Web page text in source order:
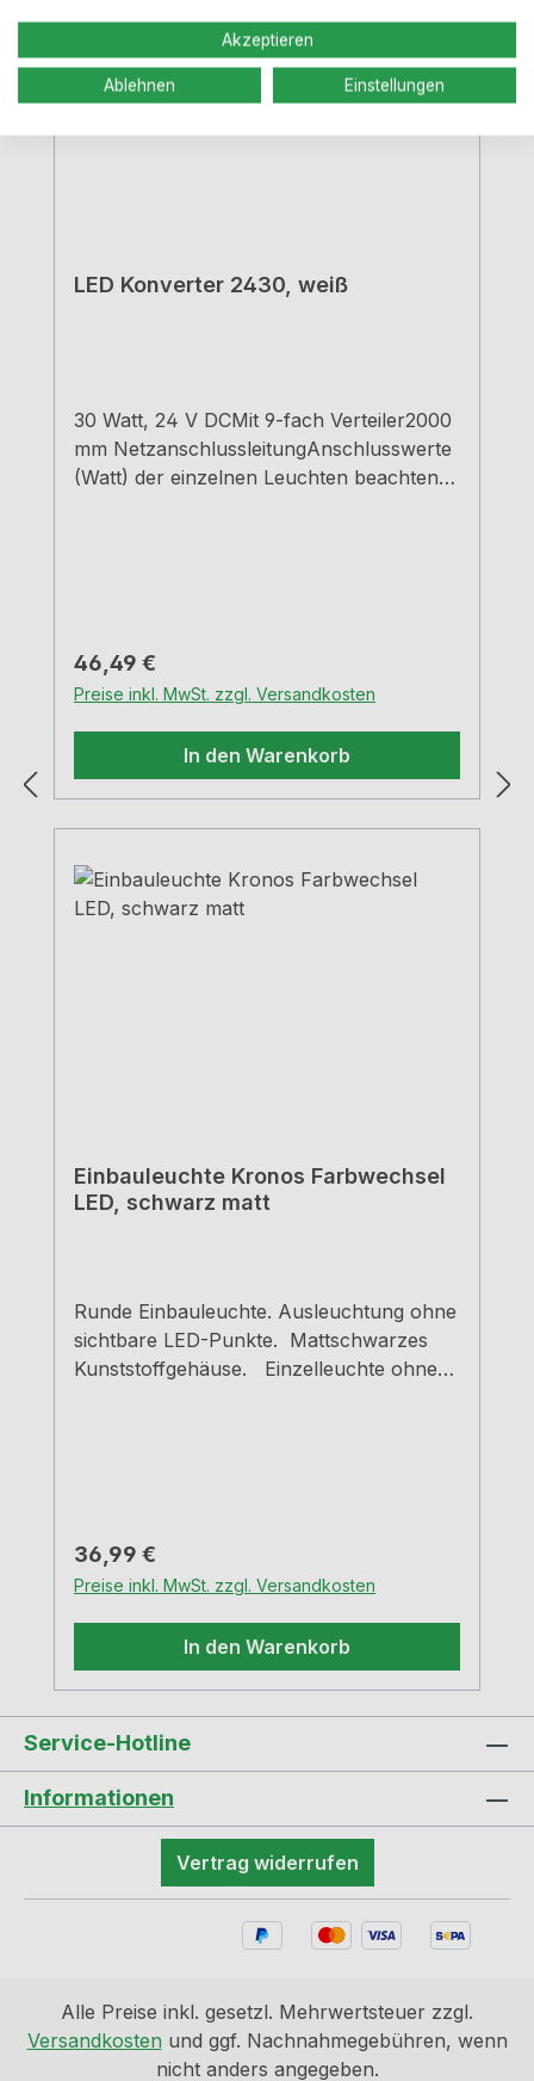
LED Konverter 2430, weiß
30 Watt, 24 V DCMit 9-fach Verteiler2000
mm NetzanschlussleitungAnschlusswerte
(Watt) der einzelnen Leuchten beachten
Regulärer Preis:
46,49 €
Preise inkl. MwSt. zzgl. Versandkosten
In den Warenkorb
Einbauleuchte Kronos Farbwechsel
LED, schwarz matt
Runde Einbauleuchte. Ausleuchtung ohne
sichtbare LED-Punkte. Mattschwarzes
Kunststoffgehäuse. Einzelleuchte ohne
neutralweiß 2,8 Watt, 24 V max. 80
Lumen/Watt 2 m Zuleitung Bohr-Ø 57–59
mm, Einbautiefe 12 mm Anschluss an LED
Konverter 2430 (N7062250) Diese
Produkt enthält eine Lichtquelle der
Energieeffizienzklasse E Den passenden
Konverter finden Sie unten unter Zubehör
Regulärer Preis:
36,99 €
Preise inkl. MwSt. zzgl. Versandkosten
In den Warenkorb
Service-Hotline
Informationen
Vertrag widerrufen
Alle Preise inkl. gesetzl. Mehrwertsteuer zzgl.
Versandkosten und ggf. Nachnahmegebühren, wenn
nicht anders angegeben.
Akzeptieren
Ablehnen Einstellungen